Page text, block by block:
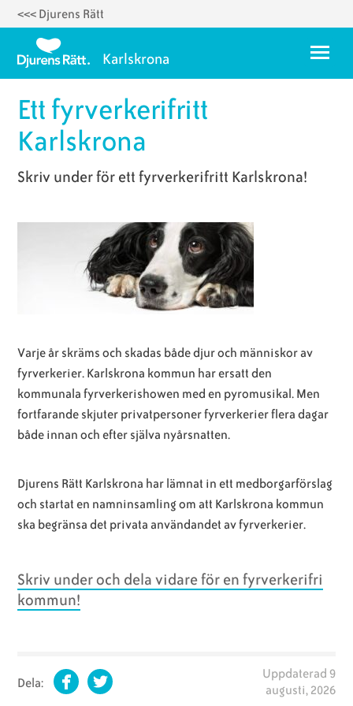
Hoppa
huvudinnehåll
<<< Djurens Rätt
Karlskrona Meny
Om oss
Styrelse 2025
Temadagar
Ett fyrverkerifritt Karlskrona
Ett fyrverkerifritt
Karlskrona
Skriv under för ett fyrverkerifritt Karlskrona!
Varje år skräms och skadas både djur och människor av
fyrverkerier. Karlskrona kommun har ersatt den
kommunala fyrverkerishowen med en pyromusikal. Men
fortfarande skjuter privatpersoner fyrverkerier flera dagar
både innan och efter själva nyårsnatten.
Djurens Rätt Karlskrona har lämnat in ett medborgarförslag
och startat en namninsamling om att Karlskrona kommun
ska begränsa det privata användandet av fyrverkerier.
Skriv under och dela vidare för en fyrverkerifri
kommun!
Dela: FacebookTwitter
Uppdaterad 9
augusti, 2026